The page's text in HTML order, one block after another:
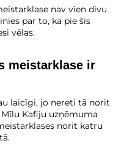
nav vien divu
par to, ka pie šīs
vēlas.
meistarklase ir
laicīgi, jo nereti tā norit
Mīlu Kafiju uzņēmuma
norit katru